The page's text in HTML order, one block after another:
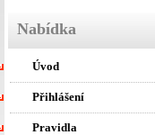
Nabídka
Úvod
Přihlášení
Pravidla